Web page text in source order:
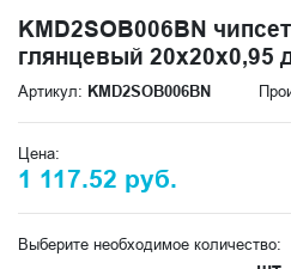
KMD2SOB006BN
глянцевый 20x20x0,95
Артикул: KMD2SOB006BN
Цена:
1 117.52 руб.
Выберите необходимое количество: